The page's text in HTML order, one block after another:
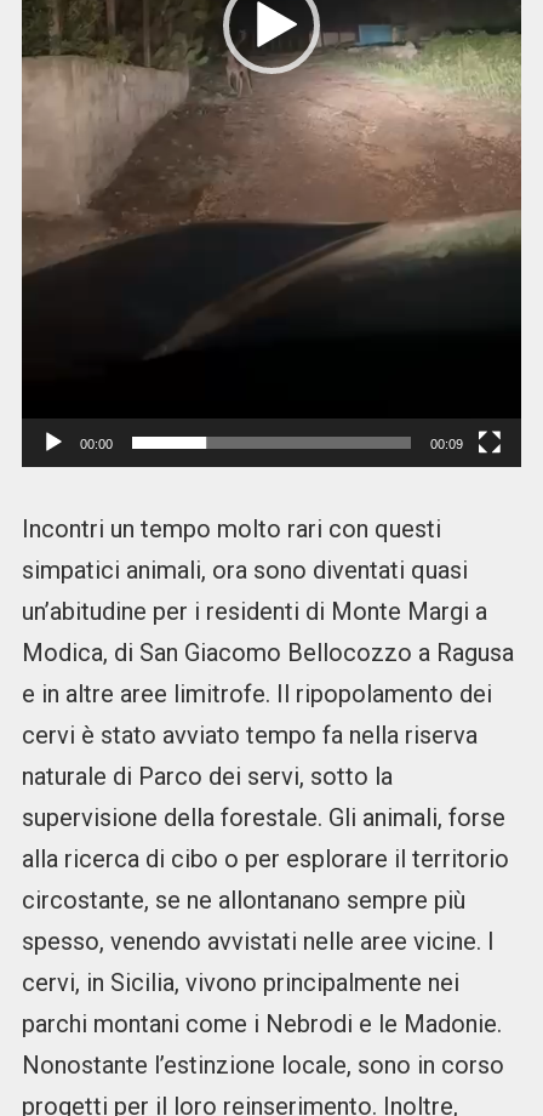
00:00 00:09
Incontri un tempo molto rari con questi
simpatici animali, ora sono diventati quasi
un’abitudine per i residenti di Monte Margi a
Modica, di San Giacomo Bellocozzo a Ragusa
e in altre aree limitrofe. Il ripopolamento dei
cervi è stato avviato tempo fa nella riserva
naturale di Parco dei servi, sotto la
supervisione della forestale. Gli animali, forse
alla ricerca di cibo o per esplorare il territorio
circostante, se ne allontanano sempre più
spesso, venendo avvistati nelle aree vicine. I
cervi, in Sicilia, vivono principalmente nei
parchi montani come i Nebrodi e le Madonie.
Nonostante l’estinzione locale, sono in corso
progetti per il loro reinserimento. Inoltre,